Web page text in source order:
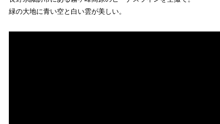
緑の大地に青い空と白い雲が美しい。